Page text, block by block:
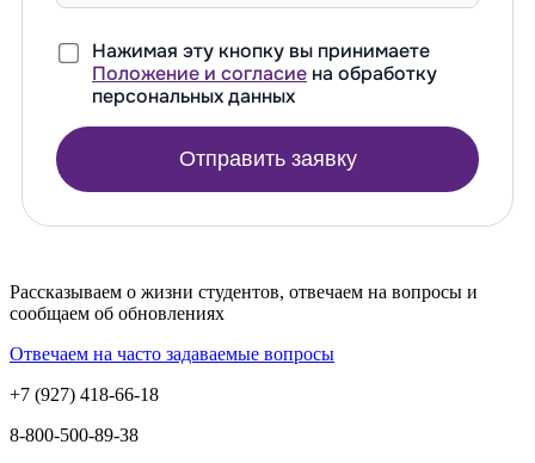
Нажимая эту кнопку вы принимаете
Положение и согласие на обработку
персональных данных
Отправить заявку
Рассказываем о жизни студентов, отвечаем на вопросы и
сообщаем об обновлениях
Отвечаем на часто задаваемые вопросы
+7 (927) 418-66-18
8-800-500-89-38